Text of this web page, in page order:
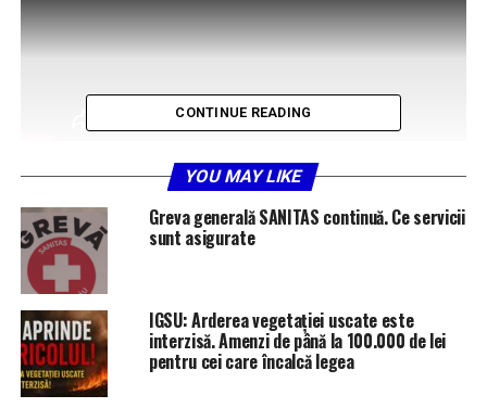
RELATED TOPICS: BAC 2022 STIRILE PLUS TV BACAU
UP NEXT
Bacalaureat de toamnă 2022, proba la alegere
Bacalaureat de toamnă 2022, proba scrisă la Limba
Română
CONTINUE READING
YOU MAY LIKE
Greva generală SANITAS continuă. Ce servicii
sunt asigurate
IGSU: Arderea vegetației uscate este
interzisă. Amenzi de până la 100.000 de lei
pentru cei care încalcă legea